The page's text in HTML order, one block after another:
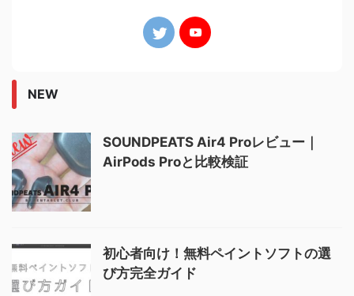
NEW
SOUNDPEATS Air4 Proレビュー｜
AirPods Proと比較検証
初心者向け！無料ペイントソフトの選
び方完全ガイド